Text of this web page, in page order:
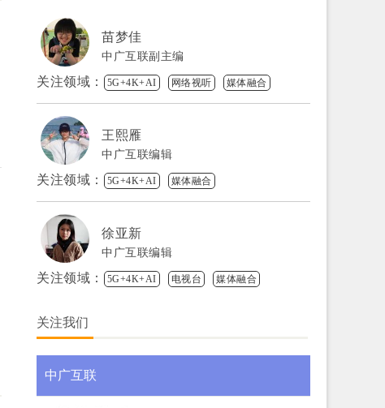
苗梦佳
中广互联副主编
关注领域： 5G+4K+AI 网络视听 媒体融合
王熙雁
中广互联编辑
关注领域： 5G+4K+AI 媒体融合
徐亚新
中广互联编辑
关注领域： 5G+4K+AI 电视台 媒体融合
关注我们
中广互联